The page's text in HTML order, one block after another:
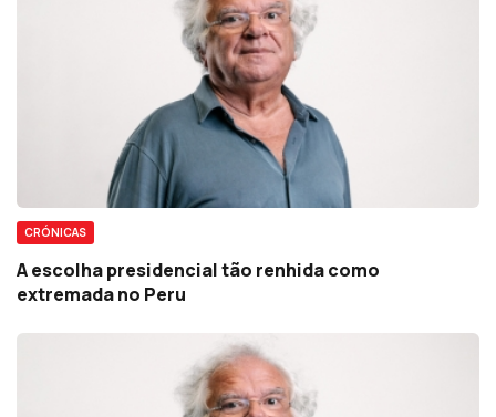
CRÓNICAS
A escolha presidencial tão renhida como
extremada no Peru